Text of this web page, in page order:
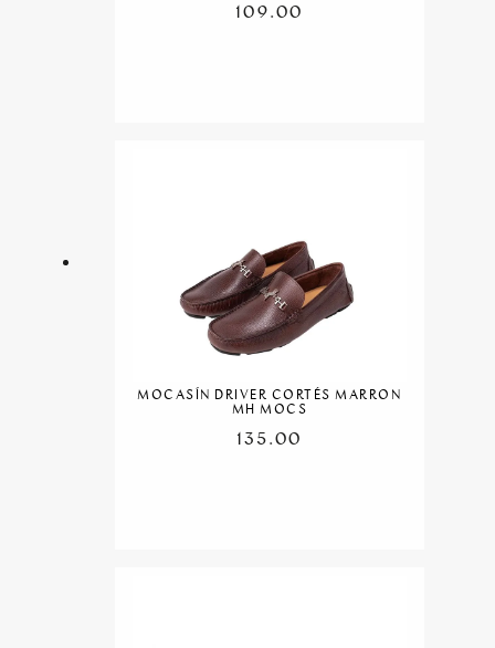
109.00
MOCASÍN DRIVER CORTÉS MARRON
MH MOCS
135.00